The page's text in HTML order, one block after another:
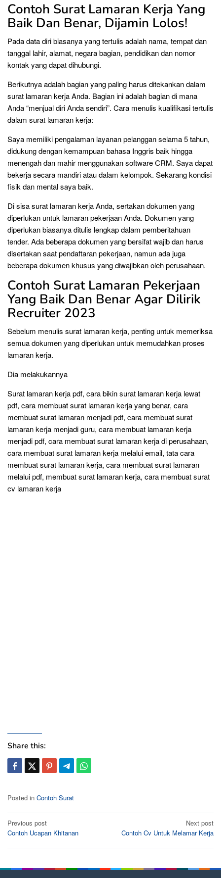
Contoh Surat Lamaran Kerja Yang
Baik Dan Benar, Dijamin Lolos!
Pada data diri biasanya yang tertulis adalah nama, tempat dan
tanggal lahir, alamat, negara bagian, pendidikan dan nomor
kontak yang dapat dihubungi.
Berikutnya adalah bagian yang paling harus ditekankan dalam
surat lamaran kerja Anda. Bagian ini adalah bagian di mana
Anda “menjual diri Anda sendiri”. Cara menulis kualifikasi tertulis
dalam surat lamaran kerja:
Saya memiliki pengalaman layanan pelanggan selama 5 tahun,
didukung dengan kemampuan bahasa Inggris baik hingga
menengah dan mahir menggunakan software CRM. Saya dapat
bekerja secara mandiri atau dalam kelompok. Sekarang kondisi
fisik dan mental saya baik.
Di sisa surat lamaran kerja Anda, sertakan dokumen yang
diperlukan untuk lamaran pekerjaan Anda. Dokumen yang
diperlukan biasanya ditulis lengkap dalam pemberitahuan
tender. Ada beberapa dokumen yang bersifat wajib dan harus
disertakan saat pendaftaran pekerjaan, namun ada juga
beberapa dokumen khusus yang diwajibkan oleh perusahaan.
Contoh Surat Lamaran Pekerjaan
Yang Baik Dan Benar Agar Dilirik
Recruiter 2023
Sebelum menulis surat lamaran kerja, penting untuk memeriksa
semua dokumen yang diperlukan untuk memudahkan proses
lamaran kerja.
Dia melakukannya
Surat lamaran kerja pdf, cara bikin surat lamaran kerja lewat
pdf, cara membuat surat lamaran kerja yang benar, cara
membuat surat lamaran menjadi pdf, cara membuat surat
lamaran kerja menjadi guru, cara membuat lamaran kerja
menjadi pdf, cara membuat surat lamaran kerja di perusahaan,
cara membuat surat lamaran kerja melalui email, tata cara
membuat surat lamaran kerja, cara membuat surat lamaran
melalui pdf, membuat surat lamaran kerja, cara membuat surat
cv lamaran kerja
Share this:
Posted in Contoh Surat
Post
navigation
Previous post
Contoh Ucapan Khitanan
Next post
Contoh Cv Untuk Melamar Kerja